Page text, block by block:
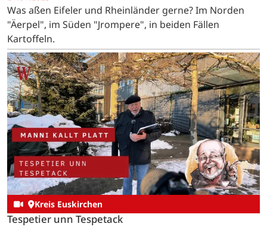
Was aßen Eifeler und Rheinländer gerne? Im Norden
"Äerpel", im Süden "Jrompere", in beiden Fällen
Kartoffeln.
Kreis Euskirchen
Tespetier unn Tespetack